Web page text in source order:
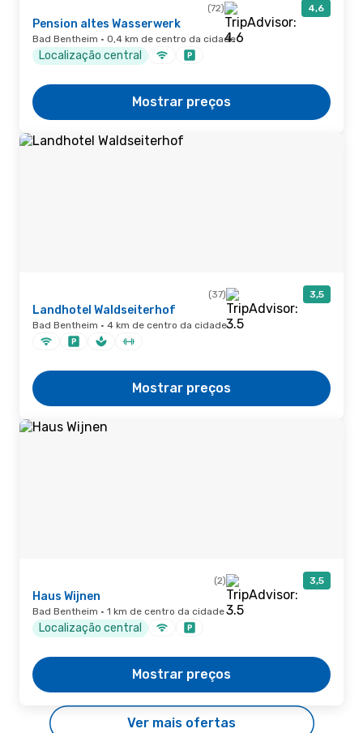
(72) 4,6
Pension altes Wasserwerk
Bad Bentheim · 0,4 km de centro da cidade
Localização central
Mostrar preços
(37) 3,5
Landhotel Waldseiterhof
Bad Bentheim · 4 km de centro da cidade
Mostrar preços
(2) 3,5
Haus Wijnen
Bad Bentheim · 1 km de centro da cidade
Localização central
Mostrar preços
Ver mais ofertas